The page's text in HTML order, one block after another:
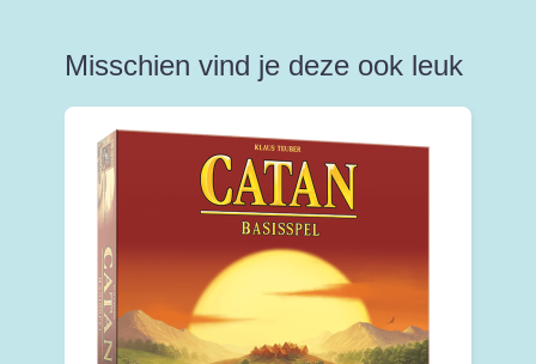
Misschien vind je deze ook leuk